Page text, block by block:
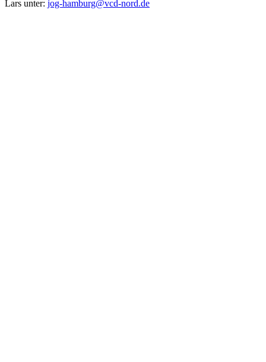
Lars unter: jog-hamburg@vcd-nord.de